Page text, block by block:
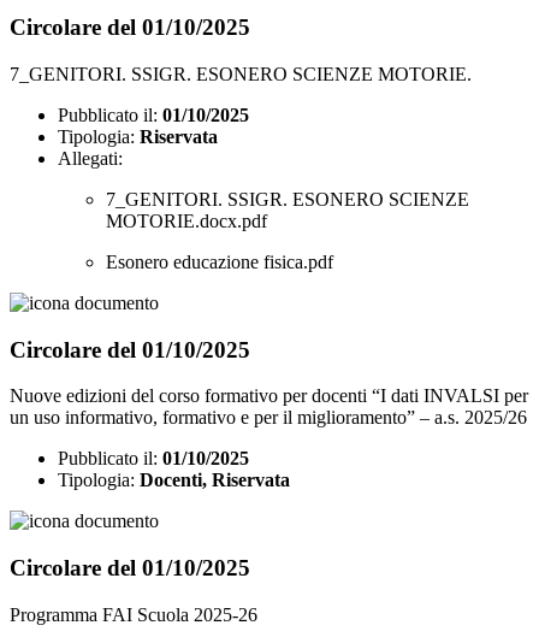
Circolare del 01/10/2025
7_GENITORI. SSIGR. ESONERO SCIENZE MOTORIE.
Pubblicato il: 01/10/2025
Tipologia: Riservata
Allegati:
7_GENITORI. SSIGR. ESONERO SCIENZE
MOTORIE.docx.pdf
Esonero educazione fisica.pdf
Circolare del 01/10/2025
Nuove edizioni del corso formativo per docenti “I dati INVALSI per
un uso informativo, formativo e per il miglioramento” – a.s. 2025/26
Pubblicato il: 01/10/2025
Tipologia: Docenti, Riservata
Circolare del 01/10/2025
Programma FAI Scuola 2025-26